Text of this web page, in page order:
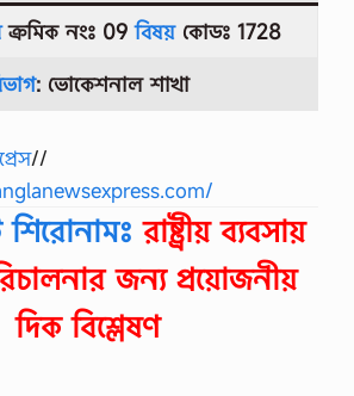
ক্রমিক নংঃ 09 বিষয়কোডঃ 1728
: ভোকেশনাল শাখা
//
শিরোনামঃ রাষ্ট্রীয় ব্যবসায়
জন্য প্রয়োজনীয়
দিক বিশ্লেষণ